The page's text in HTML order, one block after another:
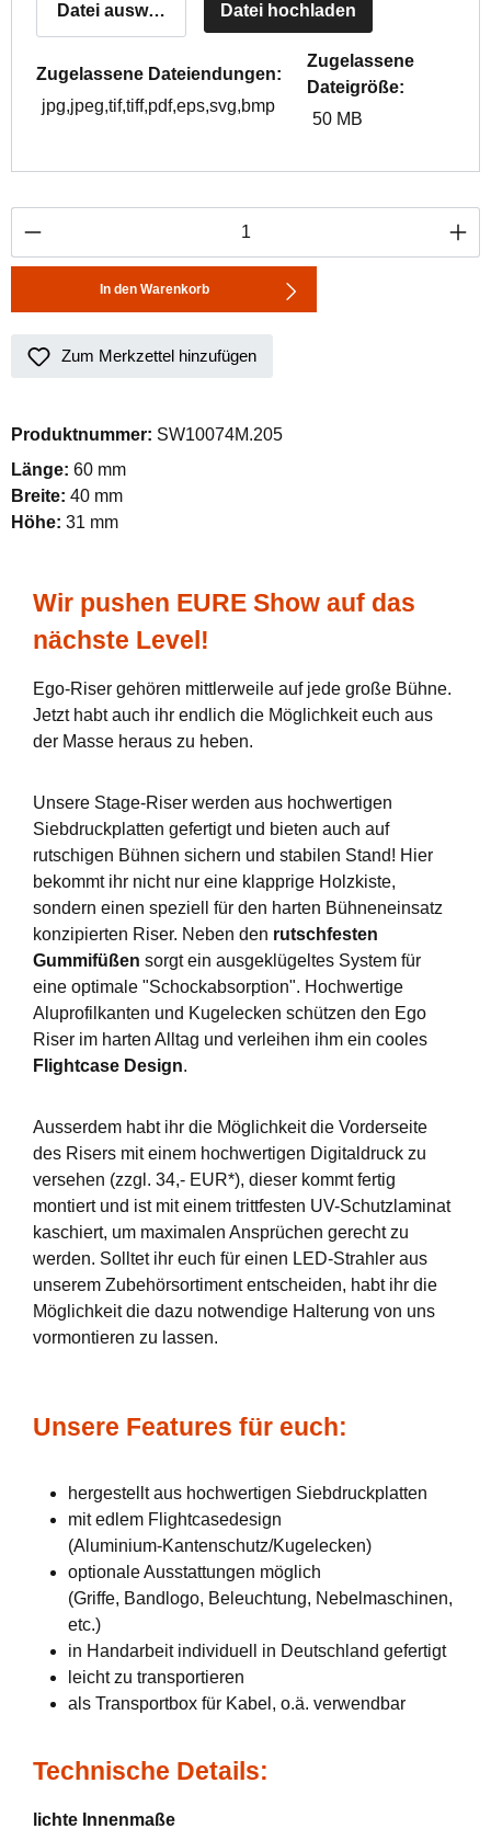
Datei auswählen Datei hochladen
Zugelassene Dateiendungen:
jpg,jpeg,tif,tiff,pdf,eps,svg,bmp
Zugelassene
Dateigröße:
50 MB
Produkt Anzahl: Gib den gewünschten
In den Warenkorb
Zum Merkzettel hinzufügen
Produktnummer: SW10074M.205
Länge: 60 mm
Breite: 40 mm
Höhe: 31 mm
Wir pushen EURE Show auf das
nächste Level!
Ego-Riser gehören mittlerweile auf jede große Bühne.
Jetzt habt auch ihr endlich die Möglichkeit euch aus
der Masse heraus zu heben.
Unsere Stage-Riser werden aus hochwertigen
Siebdruckplatten gefertigt und bieten auch auf
rutschigen Bühnen sichern und stabilen Stand! Hier
bekommt ihr nicht nur eine klapprige Holzkiste,
sondern einen speziell für den harten Bühneneinsatz
konzipierten Riser. Neben den rutschfesten
Gummifüßen sorgt ein ausgeklügeltes System für
eine optimale "Schockabsorption". Hochwertige
Aluprofilkanten und Kugelecken schützen den Ego
Riser im harten Alltag und verleihen ihm ein cooles
Flightcase Design.
Ausserdem habt ihr die Möglichkeit die Vorderseite
des Risers mit einem hochwertigen Digitaldruck zu
versehen (zzgl. 34,- EUR*), dieser kommt fertig
montiert und ist mit einem trittfesten UV-Schutzlaminat
kaschiert, um maximalen Ansprüchen gerecht zu
werden. Solltet ihr euch für einen LED-Strahler aus
unserem Zubehörsortiment entscheiden, habt ihr die
Möglichkeit die dazu notwendige Halterung von uns
vormontieren zu lassen.
Unsere Features für euch:
hergestellt aus hochwertigen Siebdruckplatten
mit edlem Flightcasedesign
(Aluminium-Kantenschutz/Kugelecken)
optionale Ausstattungen möglich
(Griffe, Bandlogo, Beleuchtung, Nebelmaschinen,
etc.)
in Handarbeit individuell in Deutschland gefertigt
leicht zu transportieren
als Transportbox für Kabel, o.ä. verwendbar
Technische Details:
lichte Innenmaße